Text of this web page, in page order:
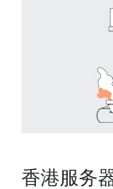
香港服务